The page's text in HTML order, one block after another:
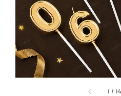
1 / 14